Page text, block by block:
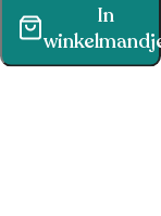
In
op onze